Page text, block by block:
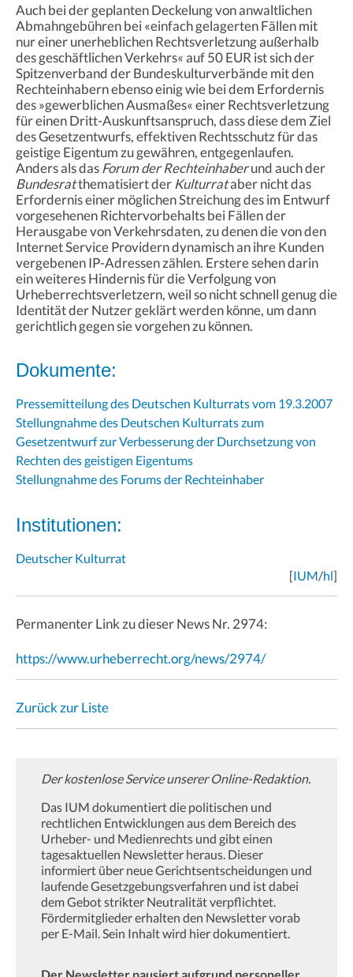
Auch bei der geplanten Deckelung von anwaltlichen
Abmahngebühren bei «einfach gelagerten Fällen mit
nur einer unerheblichen Rechtsverletzung außerhalb
des geschäftlichen Verkehrs« auf 50 EUR ist sich der
Spitzenverband der Bundeskulturverbände mit den
Rechteinhabern ebenso einig wie bei dem Erfordernis
des »gewerblichen Ausmaßes« einer Rechtsverletzung
für einen Dritt-Auskunftsanspruch, dass diese dem Ziel
des Gesetzentwurfs, effektiven Rechtsschutz für das
geistige Eigentum zu gewähren, entgegenlaufen.
Anders als dasForum der Rechteinhaberund auch der
Bundesratthematisiert der Kulturrataber nicht das
Erfordernis einer möglichen Streichung des im Entwurf
vorgesehenen Richtervorbehalts bei Fällen der
Herausgabe von Verkehrsdaten, zu denen die von den
Internet Service Providern dynamisch an ihre Kunden
vergebenen IP-Adressen zählen. Erstere sehen darin
ein weiteres Hindernis für die Verfolgung von
Urheberrechtsverletzern, weil so nicht schnell genug die
Identität der Nutzer geklärt werden könne, um dann
gerichtlich gegen sie vorgehen zu können.
Dokumente:
Pressemitteilung des Deutschen Kulturrats vom 19.3.2007
Stellungnahme des Deutschen Kulturrats zum
Gesetzentwurf zur Verbesserung der Durchsetzung von
Rechten des geistigen Eigentums
Stellungnahme des Forums der Rechteinhaber
Institutionen:
Deutscher Kulturrat
[IUM/hl]
Permanenter Link zu dieser News Nr. 2974:
https://www.urheberrecht.org/news/2974/
Zurück zur Liste
Der kostenlose Service unserer Online-Redaktion.
Das IUM dokumentiert die politischen und
rechtlichen Entwicklungen aus dem Bereich des
Urheber- und Medienrechts und gibt einen
tagesaktuellen Newsletter heraus. Dieser
informiert über neue Gerichtsentscheidungen und
laufende Gesetzgebungsverfahren und ist dabei
dem Gebot strikter Neutralität verpflichtet.
Fördermitglieder erhalten den Newsletter vorab
per E-Mail. Sein Inhalt wird hier dokumentiert.